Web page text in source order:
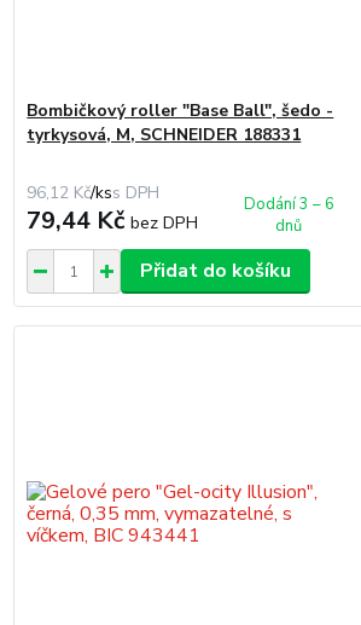
Bombičkový roller "Base Ball", šedo -
tyrkysová, M, SCHNEIDER 188331
96,12 Kč/ks
79,44 Kčbez DPH
Dodání 3 – 6
dnů
Přidat do košíku